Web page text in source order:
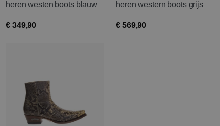
heren westen boots blauw
€ 349,90
heren western boots grijs
€ 569,90